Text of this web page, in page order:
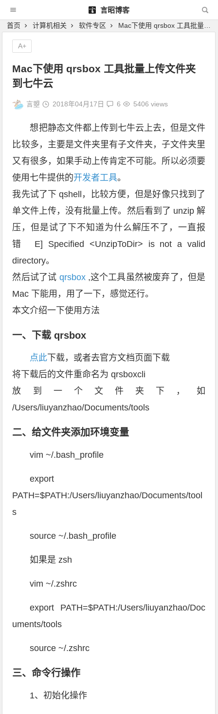
言昭博客
首页 计算机相关 软件专区 Mac下使用 qrsbox 工具批量上传文件夹到七牛云
Mac下使用 qrsbox 工具批量上传文件夹
到七牛云
言曌 2018年04月17日 6 5406 views
想把静态文件都上传到七牛云上去，但是文件
比较多，主要是文件夹里有子文件夹，子文件夹里
又有很多，如果手动上传肯定不可能。所以必须要
使用七牛提供的开发者工具。
我先试了下 qshell，比较方便，但是好像只找到了
单文件上传，没有批量上传。然后看到了 unzip 解
压，但是试了下不知道为什么解压不了，一直报
错 E] Specified <UnzipToDir> is not a valid
directory。
然后试了试 qrsbox,这个工具虽然被废弃了，但是
Mac 下能用，用了一下，感觉还行。
本文介绍一下使用方法
一、下载 qrsbox
点此 下载，或者去官方文档页面下载
将下载后的文件重命名为 qrsboxcli
放到一个文件夹下，如
/Users/liuyanzhao/Documents/tools
二、给文件夹添加环境变量
vim ~/.bash_profile
export
PATH=$PATH:/Users/liuyanzhao/Documents/tool
s
source ~/.bash_profile
如果是 zsh
vim ~/.zshrc
export PATH=$PATH:/Users/liuyanzhao/Doc
uments/tools
source ~/.zshrc
三、命令行操作
1、初始化操作
A+